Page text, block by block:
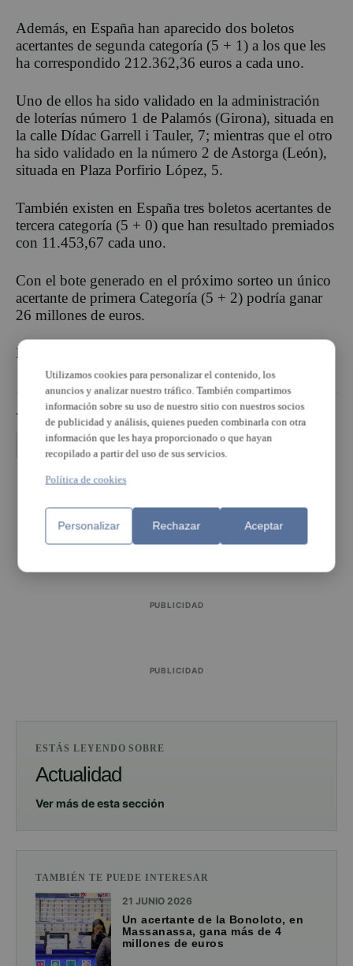
Además, en España han aparecido dos boletos
acertantes de segunda categoría (5 + 1) a los que les
ha correspondido 212.362,36 euros a cada uno.
Uno de ellos ha sido validado en la administración
de loterías número 1 de Palamós (Girona), situada en
la calle Dídac Garrell i Tauler, 7; mientras que el otro
ha sido validado en la número 2 de Astorga (León),
situada en Plaza Porfirio López, 5.
También existen en España tres boletos acertantes de
tercera categoría (5 + 0) que han resultado premiados
con 11.453,67 cada uno.
Con el bote generado en el próximo sorteo un único
acertante de primera Categoría (5 + 2) podría ganar
26 millones de euros.
Números: 14-07-22-04-23
TEMAS
lotería
PUBLICIDAD
PUBLICIDAD
ESTÁS LEYENDO SOBRE
Actualidad
Ver más de esta sección
TAMBIÉN TE PUEDE INTERESAR
21 JUNIO 2026
Un acertante de la Bonoloto, en
Massanassa, gana más de 4
millones de euros
Utilizamos cookies para personalizar el contenido, los
anuncios y analizar nuestro tráfico. También compartimos
información sobre su uso de nuestro sitio con nuestros socios
de publicidad y análisis, quienes pueden combinarla con otra
información que les haya proporcionado o que hayan
recopilado a partir del uso de sus servicios.
Política de cookies
Personalizar Rechazar Aceptar